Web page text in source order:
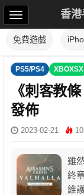
香
免費遊戲
PS5/PS4 XBOXSX
《刺客教
發佈
2023-02-21
雖
終
維